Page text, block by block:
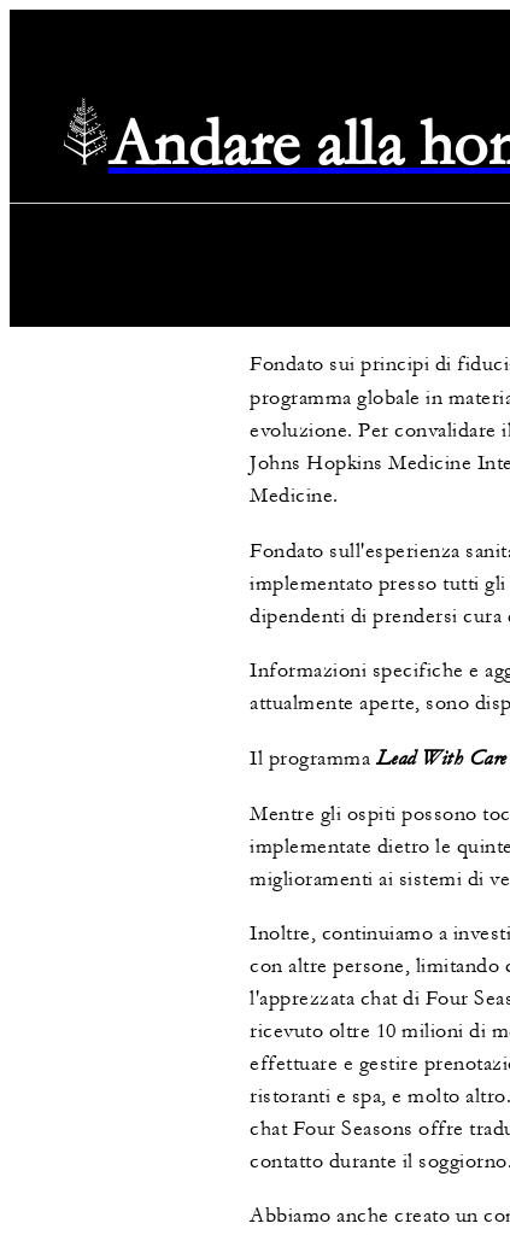
Andare alla
Fondato sui principi di
programma globale in
evoluzione. Per convalidare
Johns Hopkins Medicine
Medicine.
Fondato sull'esperienza
implementato presso tutti
dipendenti di prendersi cura
Informazioni specifiche e
attualmente aperte, sono
Il programma Lead With Care
Mentre gli ospiti possono
implementate dietro le
miglioramenti ai sistemi di
Inoltre, continuiamo a
con altre persone, limitando
l'apprezzata chat di Four
ricevuto oltre 10 milioni di
effettuare e gestire
ristoranti e spa, e molto
chat Four Seasons offre
contatto durante il soggiorno.
Abbiamo anche creato un